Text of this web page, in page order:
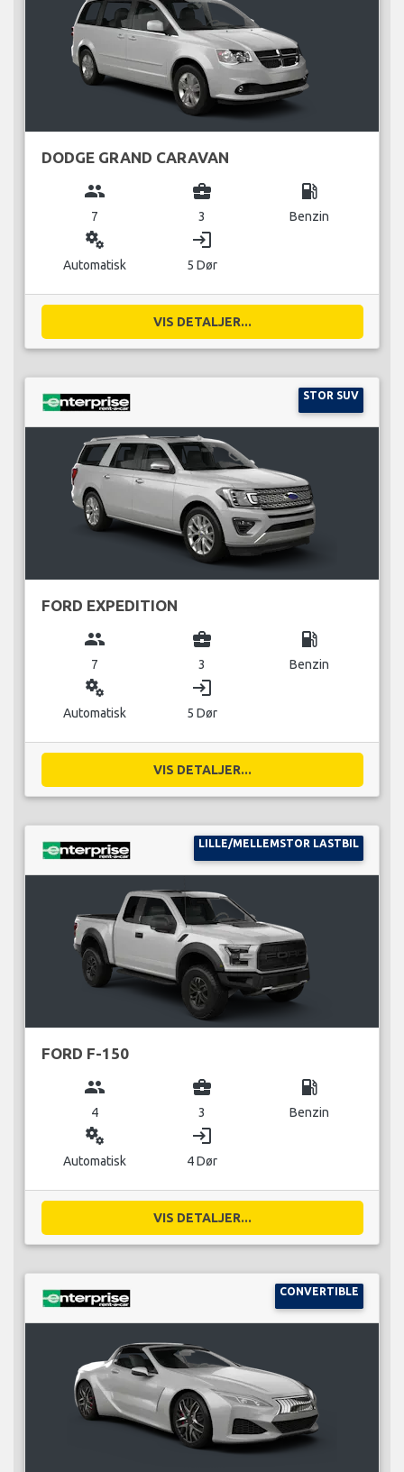
DODGE GRAND CARAVAN
group
7
business_center
3
local_gas_station
Benzin
miscellaneous_services
Automatisk
login
5 Dør
VIS DETALJER...
STOR SUV
FORD EXPEDITION
group
7
business_center
3
local_gas_station
Benzin
miscellaneous_services
Automatisk
login
5 Dør
VIS DETALJER...
LILLE/MELLEMSTOR LASTBIL
FORD F-150
group
4
business_center
3
local_gas_station
Benzin
miscellaneous_services
Automatisk
login
4 Dør
VIS DETALJER...
CONVERTIBLE